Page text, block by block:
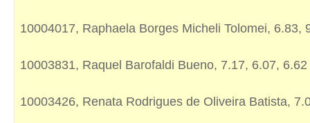
10004017, Raphaela Borges Micheli Tolomei, 6.83,
10003831, Raquel Barofaldi Bueno, 7.17, 6.07, 6.62
10003426, Renata Rodrigues de Oliveira Batista,